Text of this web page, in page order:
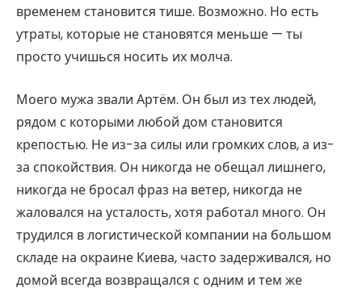
временем становится тише. Возможно. Но есть
утраты, которые не становятся меньше — ты
просто учишься носить их молча.
Моего мужа звали Артём. Он был из тех людей,
рядом с которыми любой дом становится
крепостью. Не из-за силы или громких слов, а из-
за спокойствия. Он никогда не обещал лишнего,
никогда не бросал фраз на ветер, никогда не
жаловался на усталость, хотя работал много. Он
трудился в логистической компании на большом
складе на окраине Киева, часто задерживался, но
домой всегда возвращался с одним и тем же